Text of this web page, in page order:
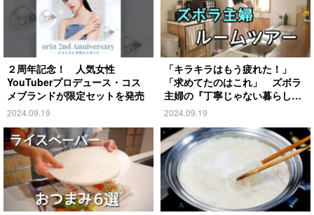
２周年記念！ 人気女性
YouTuberプロデュース・コス
メブランドが限定セットを発売
2024.09.19
「キラキラはもう疲れた！」
「求めてたのはこれ」 ズボラ
主婦の『丁寧じゃない暮らし』
がこちら
2024.09.19